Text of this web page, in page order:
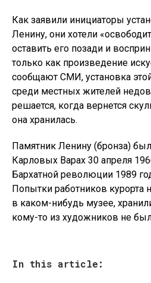
Как заявили инициаторы
Ленину, они хотели
оставить его позади и
только как произведение
сообщают СМИ, установка
среди местных жителей
решается, когда вернется
она хранилась.
Памятник Ленину (бронза)
Карловых Варах 30 апреля
Бархатной революции 1989
Попытки работников курорта
в каком-нибудь музее,
кому-то из художников не
In this article: